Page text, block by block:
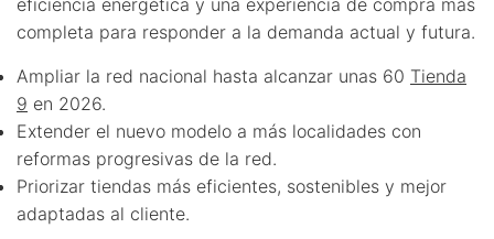
completa para responder a la demanda actual y futura.
Ampliar la red nacional hasta alcanzar unas 60 Tienda
9 en 2026.
Extender el nuevo modelo a más localidades con
reformas progresivas de la red.
Priorizar tiendas más eficientes, sostenibles y mejor
adaptadas al cliente.